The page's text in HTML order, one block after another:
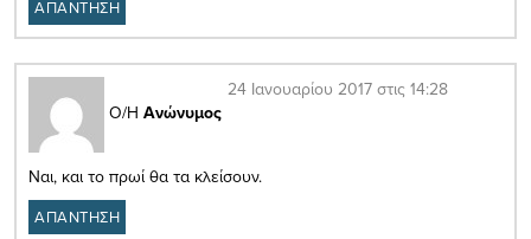
ΑΠΑΝΤΗΣΗ
Ο/Η Ανώνυμος
24 Ιανουαρίου 2017 στις 14:28
Ναι, και το πρωί θα τα κλείσουν.
ΑΠΑΝΤΗΣΗ